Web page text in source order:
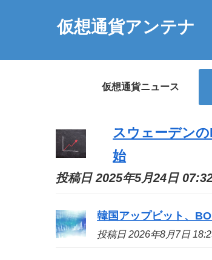
仮想通貨アンテナ
仮想通貨ニュース
スウェーデン
始
投稿日 2025年5月24日
韓国アップビット、
投稿日 2026年8月7日